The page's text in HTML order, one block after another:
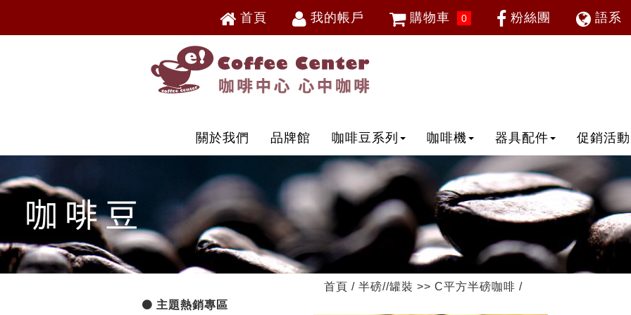
首頁 我的帳戶
忘記密碼
加入會員
VIP申請
購物車 0 粉絲團 語系
關於我們 品牌館 咖啡豆系列 咖啡機 器具配件 促銷活動
主題熱銷專區
首頁 / 半磅//罐裝 >> C平方半磅咖啡 /